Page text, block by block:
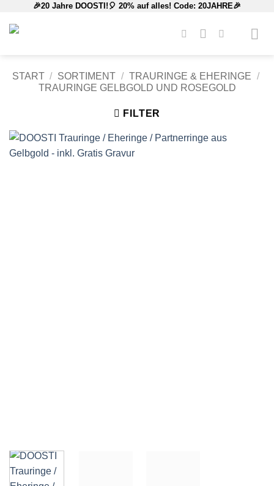
Inhalt
🎉20 Jahre DOOSTI!🎈 20% auf alles! Code: 20JAHRE🎉
START / SORTIMENT / TRAURINGE & EHERINGE /
TRAURINGE GELBGOLD UND ROSEGOLD
FILTER